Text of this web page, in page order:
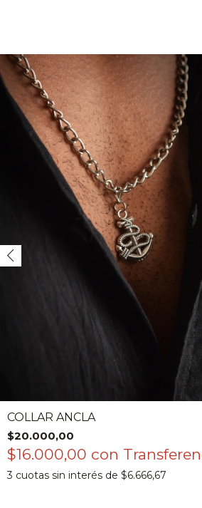
COLLAR ANCLA
$20.000,00
$16.000,00 con
3 cuotas sin interés de $6.666,67